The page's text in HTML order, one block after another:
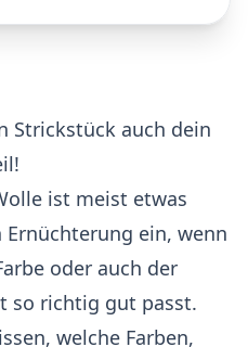
Strickstück auch dein
ist meist etwas
ein, wenn
oder auch der
so richtig gut passt.
welche Farben,